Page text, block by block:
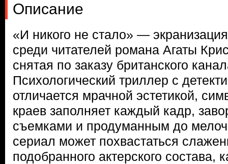
Описание
«И никого не стало» —
среди читателей романа Агаты
снятая по заказу британского
Психологический триллер с
отличается мрачной эстетикой,
краев заполняет каждый кадр,
съемками и продуманным до
сериал может похвастаться
подобранного актерского состава,